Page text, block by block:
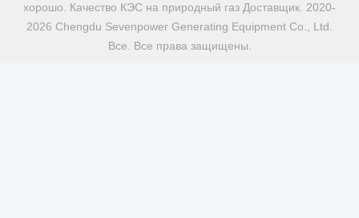
хорошо. Качество КЭС на природный газ Доставщик. 2020-
2026 Chengdu Sevenpower Generating Equipment Co., Ltd.
Все. Все права защищены.